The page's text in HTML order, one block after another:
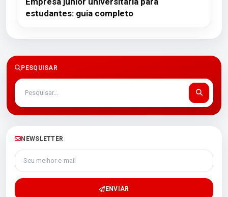
estudantes: guia completo
PESQUISAR
NEWSLETTER
Seu melhor e-mail
ENVIAR